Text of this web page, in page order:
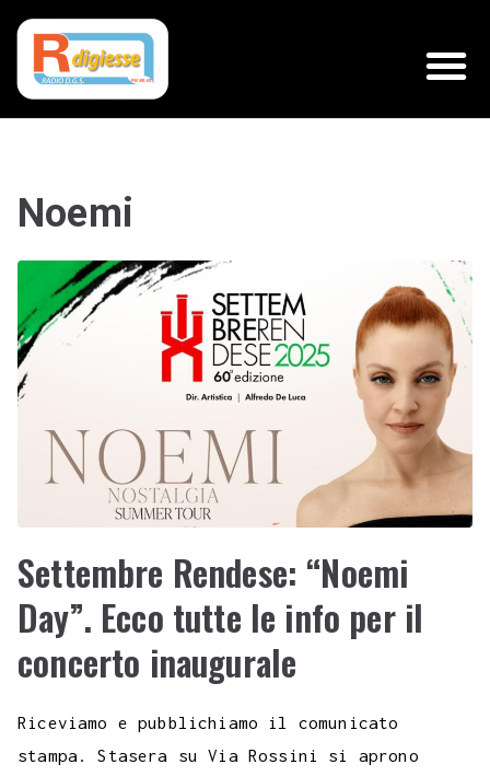
Noemi
Settembre Rendese: “Noemi
Day”. Ecco tutte le info per il
concerto inaugurale
Riceviamo e pubblichiamo il comunicato
stampa. Stasera su Via Rossini si aprono